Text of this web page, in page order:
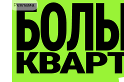
Реклама